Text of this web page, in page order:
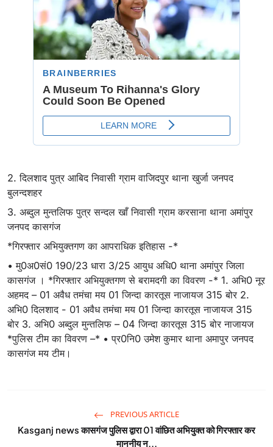
2. दिलशाद पुत्र आबिद निवासी ग्राम वाजिदपुर थाना खुर्जा जनपद
बुलन्दशहर
3. अब्दुल मुन्तलिफ पुत्र सन्दल खाँ निवासी ग्राम करसाना थाना अमांपुर
जनपद कासगंज
*गिरफ्तार अभियुक्तगण का आपराधिक इतिहास -*
• मु0अ0सं0 190/23 धारा 3/25 आयुध अधि0 थाना अमांपुर जिला
कासगंज । *गिरफ्तार अभियुक्तगण से बरामदगी का विवरण -* 1. अभि0 नूर
अहमद – 01 अवैध तमंचा मय 01 जिन्दा कारतूस नाजायज 315 बोर 2.
अभि0 दिलशाद - 01 अवैध तमंचा मय 01 जिन्दा कारतूस नाजायज 315
बोर 3. अभि0 अब्दुल मुन्तलिफ – 04 जिन्दा कारतूस 315 बोर नाजायज
*पुलिस टीम का विवरण –* • प्र0नि0 उमेश कुमार थाना अमापुर जनपद
कासगंज मय टीम।
PREVIOUS ARTICLE
Kasganj news कासगंज पुलिस द्वारा 01 वांछित अभियुक्त को गिरफ्तार कर
माननीय न्...